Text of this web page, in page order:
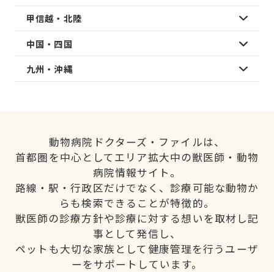
甲信越・北陸
中国・四国
九州・沖縄
動物病院ドクターズ・ファイルは、
首都圏を中心としてエリア拡大中の獣医師・動物
病院情報サイト。
路線・駅・行政区だけでなく、診療可能な動物か
らも検索できることが特徴的。
獣医師の診療方針や診療に対する想いを取材し記
事として発信し、
ペットも大切な家族として健康管理を行うユーザ
ーをサポートしています。